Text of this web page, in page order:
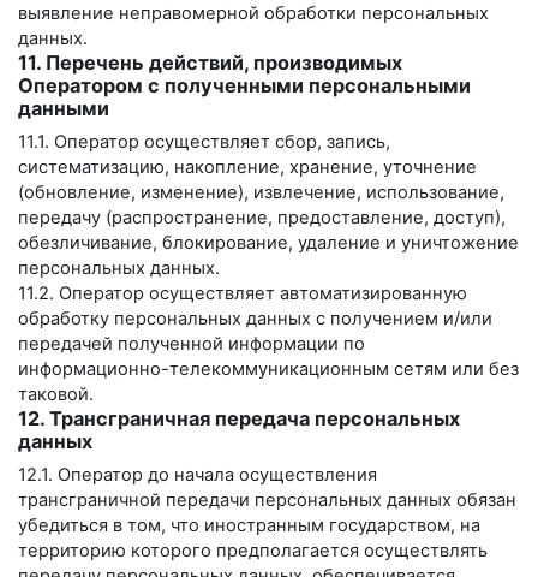
выявление неправомерной обработки персональных
данных.
11. Перечень действий, производимых
Оператором с полученными персональными
данными
11.1. Оператор осуществляет сбор, запись,
систематизацию, накопление, хранение, уточнение
(обновление, изменение), извлечение, использование,
передачу (распространение, предоставление, доступ),
обезличивание, блокирование, удаление и уничтожение
персональных данных.
11.2. Оператор осуществляет автоматизированную
обработку персональных данных с получением и/или
передачей полученной информации по
информационно-телекоммуникационным сетям или без
таковой.
12. Трансграничная передача персональных
данных
12.1. Оператор до начала осуществления
трансграничной передачи персональных данных обязан
убедиться в том, что иностранным государством, на
территорию которого предполагается осуществлять